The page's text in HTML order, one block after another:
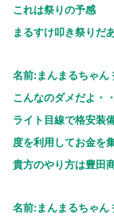
これは祭りの予感
まるすけ叩き祭りだ
名前:まんまるちゃん
こんなのダメだよ・・
ライト目線で格安装
度を利用してお金を
貴方のやり方は豊田
名前:まんまるちゃん